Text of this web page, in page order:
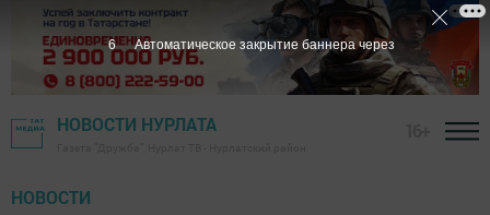
НОВОСТИ НУРЛАТА
НОВОСТИ
5 Автоматическое закрытие баннера через